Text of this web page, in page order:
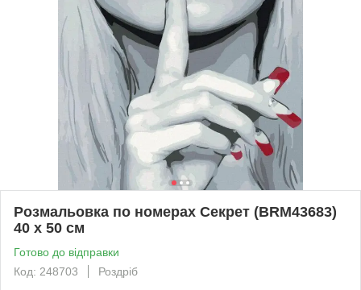
Розмальовка по номерах Секрет (BRM43683)
40 х 50 см
Готово до відправки
Код: 248703
Роздріб